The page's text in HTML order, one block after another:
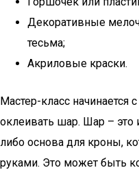
Декоративные
тесьма;
Акриловые краски.
Мастер-класс начинается
оклеивать шар. Шар – это
либо основа для кроны,
руками. Это может быть